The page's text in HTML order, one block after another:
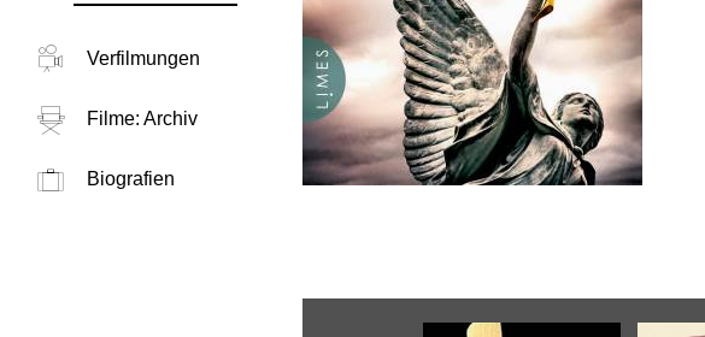
Verfilmungen
Filme: Archiv
Biografien